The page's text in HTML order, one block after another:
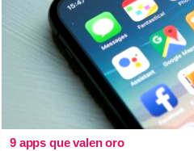
9 apps que valen oro